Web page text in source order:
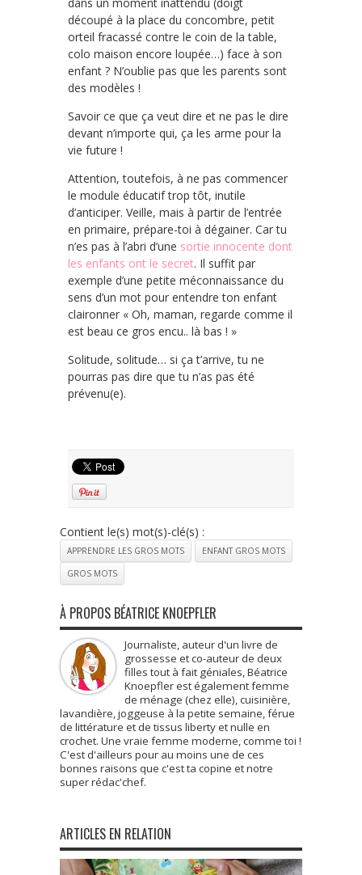
découpé à la place du concombre, petit
orteil fracassé contre le coin de la table,
colo maison encore loupée…) face à son
enfant ? N’oublie pas que les parents sont
des modèles !
Savoir ce que ça veut dire et ne pas le dire
devant n’importe qui, ça les arme pour la
vie future !
Attention, toutefois, à ne pas commencer
le module éducatif trop tôt, inutile
d’anticiper. Veille, mais à partir de l’entrée
en primaire, prépare-toi à dégainer. Car tu
n’es pas à l’abri d’une sortie innocente dont
les enfants ont le secret. Il suffit par
exemple d’une petite méconnaissance du
sens d’un mot pour entendre ton enfant
claironner « Oh, maman, regarde comme il
est beau ce gros encu.. là bas ! »
Solitude, solitude… si ça t’arrive, tu ne
pourras pas dire que tu n’as pas été
prévenu(e).
Contient le(s) mot(s)-clé(s) :
APPRENDRE LES GROS MOTS
ENFANT GROS MOTS
GROS MOTS
À PROPOS BÉATRICE KNOEPFLER
Journaliste, auteur d'un livre de
grossesse et co-auteur de deux
filles tout à fait géniales, Béatrice
Knoepfler est également femme
de ménage (chez elle), cuisinière,
lavandière, joggeuse à la petite semaine, férue
de littérature et de tissus liberty et nulle en
crochet. Une vraie femme moderne, comme toi !
C'est d'ailleurs pour au moins une de ces
bonnes raisons que c'est ta copine et notre
super rédac'chef.
ARTICLES EN RELATION